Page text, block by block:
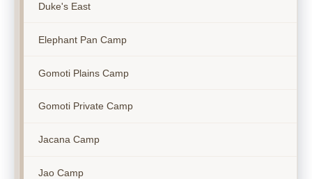
Duke's East
Elephant Pan Camp
Gomoti Plains Camp
Gomoti Private Camp
Jacana Camp
Jao Camp